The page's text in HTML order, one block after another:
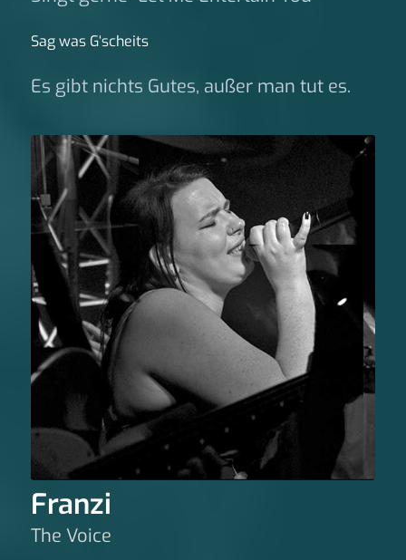
Sag was G‘scheits
Es gibt nichts Gutes, außer man tut es.
Franzi
The Voice